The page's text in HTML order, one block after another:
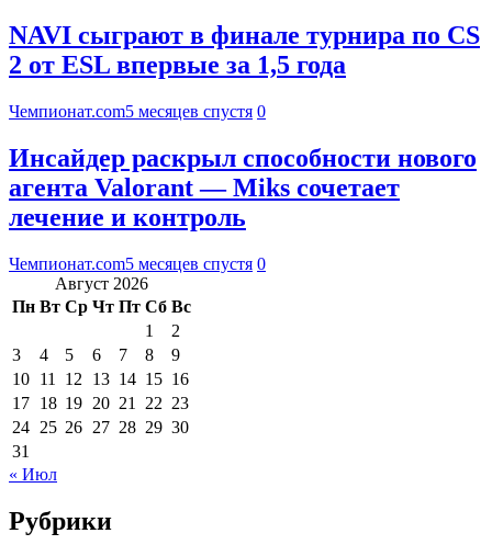
NAVI сыграют в финале турнира по CS
2 от ESL впервые за 1,5 года
Чемпионат.com5 месяцев спустя 0
Инсайдер раскрыл способности нового
агента Valorant — Miks сочетает
лечение и контроль
Чемпионат.com5 месяцев спустя 0
Август 2026
Пн Вт Ср Чт Пт Сб Вс
1
2
3
4 5 6 7 8
9
10 11 12 13 14 15 16
17 18 19 20 21 22 23
24 25 26 27 28 29 30
31
« Июл
Рубрики